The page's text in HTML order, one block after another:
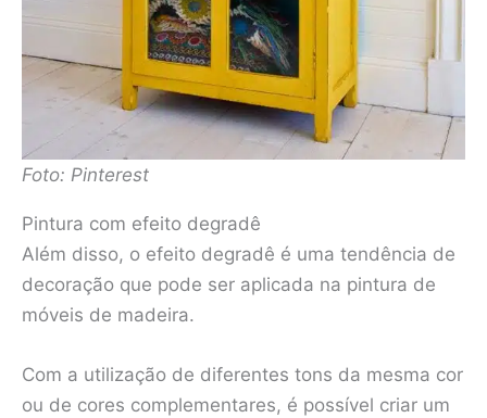
Foto: Pinterest
Pintura com efeito degradê
Além disso, o efeito degradê é uma tendência de
decoração que pode ser aplicada na pintura de
móveis de madeira.
Com a utilização de diferentes tons da mesma cor
ou de cores complementares, é possível criar um